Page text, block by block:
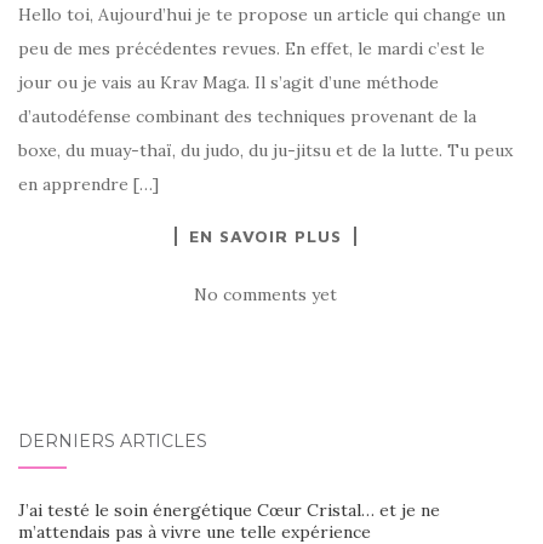
Hello toi, Aujourd’hui je te propose un article qui change un
peu de mes précédentes revues. En effet, le mardi c’est le
jour ou je vais au Krav Maga. Il s’agit d’une méthode
d’autodéfense combinant des techniques provenant de la
boxe, du muay-thaï, du judo, du ju-jitsu et de la lutte. Tu peux
en apprendre […]
EN SAVOIR PLUS
No comments yet
DERNIERS ARTICLES
J’ai testé le soin énergétique Cœur Cristal… et je ne
m’attendais pas à vivre une telle expérience